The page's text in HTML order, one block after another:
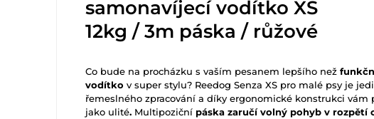
samonavíjecí vodítko XS
12kg / 3m páska / růžové
Co bude na procházku s vaším pesanem lepšího než
vodítko v super stylu? Reedog Senza XS pro malé psy je
řemeslného zpracování a díky ergonomické konstrukci vám
jako ulité. Multipoziční páska zaručí volný pohyb v rozpětí